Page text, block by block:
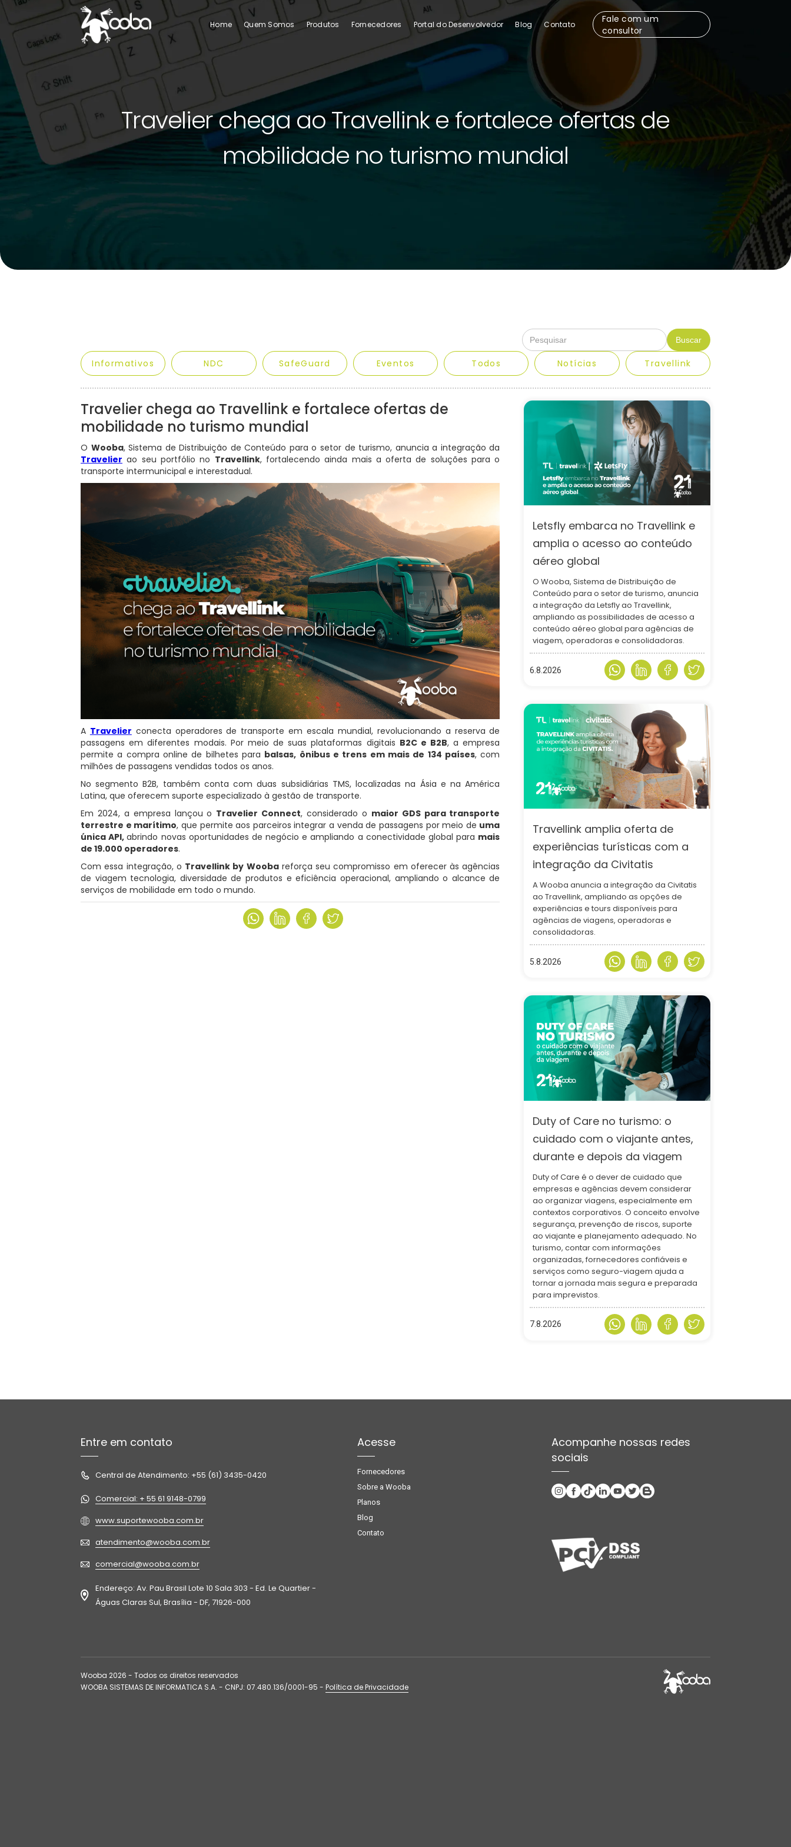
Home Quem Somos Produtos Fornecedores Portal do Desenvolvedor Blog Contato
Fale com um
consultor
Travelier chega ao Travellink e fortalece ofertas de
mobilidade no turismo mundial
NDC SafeGuard
Informativos Eventos Todos Notícias Travellink
Travelier chega ao Travellink e fortalece ofertas de
mobilidade no turismo mundial
O Wooba, Sistema de Distribuição de Conteúdo para o setor de turismo, anuncia a integração da
Travelier ao seu portfólio no Travellink, fortalecendo ainda mais a oferta de soluções para o
transporte intermunicipal e interestadual.
A Travelier conecta operadores de transporte em escala mundial, revolucionando a reserva de
passagens em diferentes modais. Por meio de suas plataformas digitais B2C e B2B, a empresa
permite a compra online de bilhetes para balsas, ônibus e trens em mais de 134 países, com
milhões de passagens vendidas todos os anos.
No segmento B2B, também conta com duas subsidiárias TMS, localizadas na Ásia e na América
Latina, que oferecem suporte especializado à gestão de transporte.
Em 2024, a empresa lançou o Travelier Connect, considerado o maior GDS para transporte
terrestre e marítimo, que permite aos parceiros integrar a venda de passagens por meio de uma
única API,abrindo novas oportunidades de negócio e ampliando a conectividade global para mais
de 19.000 operadores.
Com essa integração, o Travellink by Woobareforça seu compromisso em oferecer às agências
de viagem tecnologia, diversidade de produtos e eficiência operacional, ampliando o alcance de
serviços de mobilidade em todo o mundo.
Letsfly embarca no Travellink e
amplia o acesso ao conteúdo
aéreo global
O Wooba, Sistema de Distribuição de
Conteúdo para o setor de turismo, anuncia
a integração da Letsfly ao Travellink,
ampliando as possibilidades de acesso a
conteúdo aéreo global para agências de
viagem, operadoras e consolidadoras.
6.8.2026
Travellink amplia oferta de
experiências turísticas com a
integração da Civitatis
A Wooba anuncia a integração da Civitatis
ao Travellink, ampliando as opções de
experiências e tours disponíveis para
agências de viagens, operadoras e
consolidadoras.
5.8.2026
Duty of Care no turismo: o
cuidado com o viajante antes,
durante e depois da viagem
Duty of Care é o dever de cuidado que
empresas e agências devem considerar
ao organizar viagens, especialmente em
contextos corporativos. O conceito envolve
segurança, prevenção de riscos, suporte
ao viajante e planejamento adequado. No
turismo, contar com informações
organizadas, fornecedores confiáveis e
serviços como seguro-viagem ajuda a
tornar a jornada mais segura e preparada
para imprevistos.
7.8.2026
Entre em contato
Central de Atendimento: +55 (61) 3435-0420
Comercial: + 55 61 9148-0799
www.suportewooba.com.br
atendimento@wooba.com.br
comercial@wooba.com.br
Endereço: Av. Pau Brasil Lote 10 Sala 303 - Ed. Le Quartier -
Águas Claras Sul, Brasília - DF, 71926-000
Acesse
Fornecedores
Sobre a Wooba
Planos
Blog
Contato
Acompanhe nossas redes
sociais
Wooba 2026 - Todos os direitos reservados
WOOBA SISTEMAS DE INFORMATICA S.A. - CNPJ: 07.480.136/0001-95 - Política de Privacidade